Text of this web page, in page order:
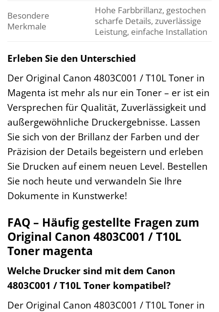
Besondere
Merkmale
Hohe Farbbrillanz, gestochen
scharfe Details, zuverlässige
Leistung, einfache Installation
Erleben Sie den Unterschied
Der Original Canon 4803C001 / T10L Toner in
Magenta ist mehr als nur ein Toner – er ist ein
Versprechen für Qualität, Zuverlässigkeit und
außergewöhnliche Druckergebnisse. Lassen
Sie sich von der Brillanz der Farben und der
Präzision der Details begeistern und erleben
Sie Drucken auf einem neuen Level. Bestellen
Sie noch heute und verwandeln Sie Ihre
Dokumente in Kunstwerke!
FAQ – Häufig gestellte Fragen zum
Original Canon 4803C001 / T10L
Toner magenta
Welche Drucker sind mit dem Canon
4803C001 / T10L Toner kompatibel?
Der Original Canon 4803C001 / T10L Toner in